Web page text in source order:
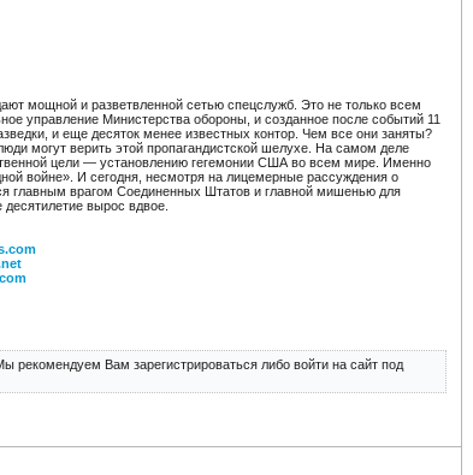
мощной и разветвленной сетью спецслужб. Это не только всем
управление Министерства обороны, и созданное после событий 11
и еще десяток менее известных контор. Чем все они заняты?
могут верить этой пропагандистской шелухе. На са­мом деле
цели — установлению гегемонии США во всем мире. Именно
войне». И сегодня, несмотря на лицемерные рас­суждения о
главным врагом Соединенных Штатов и главной мишенью для
вырос вдвое.
рекомендуем Вам зарегистрироваться либо войти на сайт под